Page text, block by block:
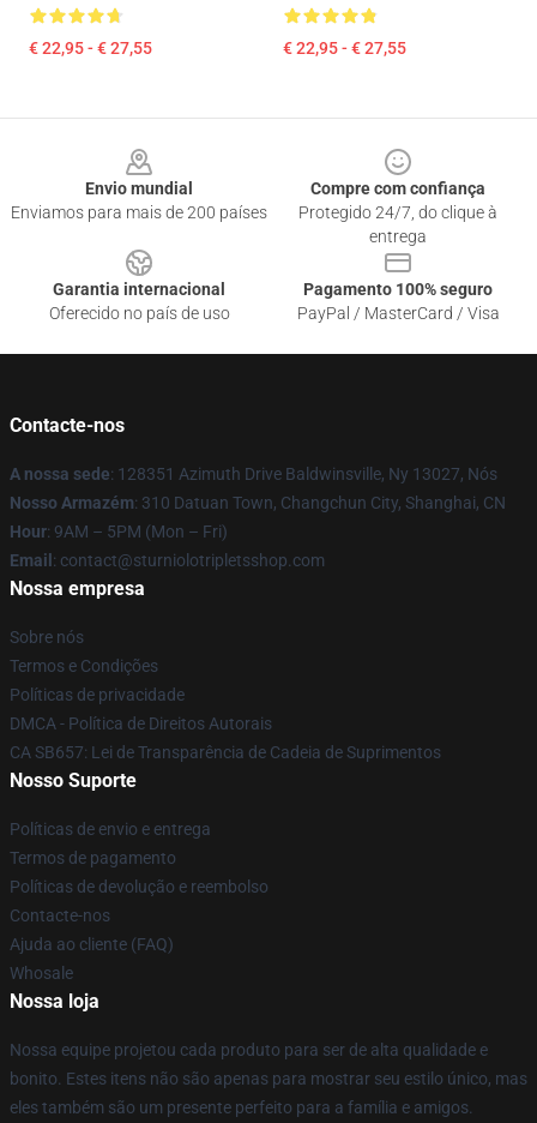
€ 22,95 - € 27,55 € 22,95 - € 27,55
Envio mundial
Enviamos para mais de 200 países
Compre com confiança
Protegido 24/7, do clique à
entrega
Garantia internacional
Oferecido no país de uso
Pagamento 100% seguro
PayPal / MasterCard / Visa
Contacte-nos
A nossa sede: 128351 Azimuth Drive Baldwinsville, Ny 13027, Nós
Nosso Armazém: 310 Datuan Town, Changchun City, Shanghai, CN
Hour: 9AM – 5PM (Mon – Fri)
Email : contact@sturniolotripletsshop.com
Nossa empresa
Sobre nós
Termos e Condições
Políticas de privacidade
DMCA - Política de Direitos Autorais
CA SB657: Lei de Transparência de Cadeia de Suprimentos
Nosso Suporte
Políticas de envio e entrega
Termos de pagamento
Políticas de devolução e reembolso
Contacte-nos
Ajuda ao cliente (FAQ)
Whosale
Nossa loja
Nossa equipe projetou cada produto para ser de alta qualidade e
bonito. Estes itens não são apenas para mostrar seu estilo único, mas
eles também são um presente perfeito para a família e amigos.